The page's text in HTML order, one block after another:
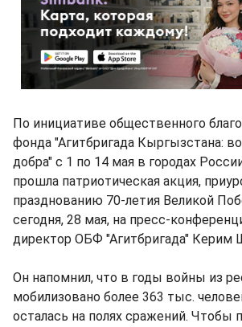
По инициативе общественного
фонда "Агитбригада Кыргызстана:
добра" с 1 по 14 мая в городах
прошла патриотическая акция,
празднованию 70-летия Великой
сегодня, 28 мая, на пресс-
директор ОБФ "Агитбригада" Керим
Он напомнил, что в годы войны из
мобилизовано более 363 тыс.
осталась на полях сражений. Чтобы